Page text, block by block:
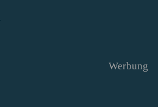
Werbung